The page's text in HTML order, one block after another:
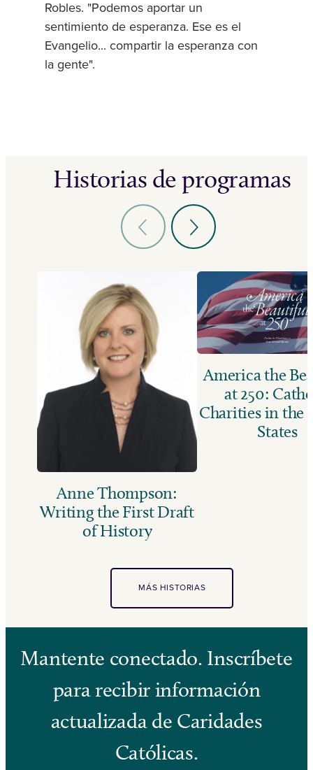
Robles. "Podemos aportar un
sentimiento de esperanza. Ese es el
Evangelio... compartir la esperanza con
la gente".
Historias de programas
Anne Thompson:
Writing the First Draft
of History
America the
at 250:
Charities in the
States
MÁS HISTORIAS
Mantente conectado. Inscríbete
para recibir información
actualizada de Caridades
Católicas.